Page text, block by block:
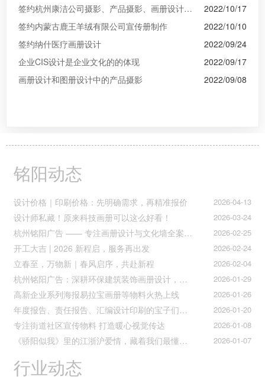
2022/10/17
签约杭州康洁公司摄影、产品摄影、画册设计制作
2022/10/10
签约内蒙古鹿王羊绒有限公司宣传册制作
2022/09/24
签约纳什医疗画册设计
2022/09/17
企业CIS设计是企业文化的的体现
2022/09/08
画册设计和图册设计中的产品摄影
铭阳动态
2026-04-13
设计价格｜印刷价格：先明确需求，再精准报价
2026-03-24
设计师私藏！原来科技画册可以这么好看！
2026-02-25
杭州铭阳广告 —— 专注画册设计与文化墙全案落地
2026-02-24
开工大吉 | 2026 新程启，服务再出发
2026-02-04
立春至，万物新｜春风启序，共赴新程
2026-01-29
杭州铭阳广告：深耕环保建筑装饰画册设计，赋能空间美学与可持续发展
2026-01-26
高新企业系列海报易拉宝画册等物料火热上线
2026-01-20
年度报告、责任报告、汇编设计印刷的宝子们集合！
2026-01-08
专注街道社区宣传物料 打造暖心视觉传达
2026-01-07
《骄阳似我》里的江浙沪爱情，藏着我们最懂的温柔与默契
行业动态